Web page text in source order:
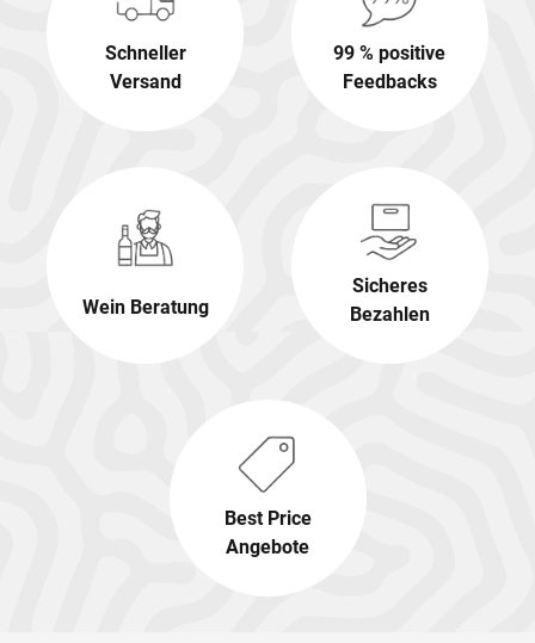
Schneller
Versand
99 % positive
Feedbacks
Wein Beratung
Sicheres
Bezahlen
Best Price
Angebote